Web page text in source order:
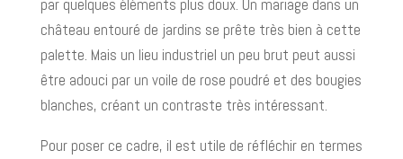
par quelques éléments plus doux. Un mariage dans un
château entouré de jardins se prête très bien à cette
palette. Mais un lieu industriel un peu brut peut aussi
être adouci par un voile de rose poudré et des bougies
blanches, créant un contraste très intéressant.
Pour poser ce cadre, il est utile de réfléchir en termes